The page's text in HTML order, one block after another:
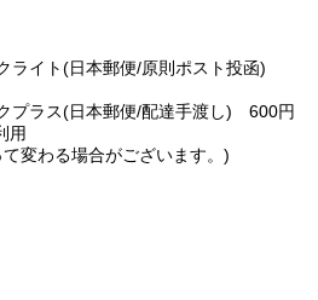
ライト(日本郵便/原則ポスト投函)
プラス(日本郵便/配達手渡し) 600円
用
変わる場合がございます。)